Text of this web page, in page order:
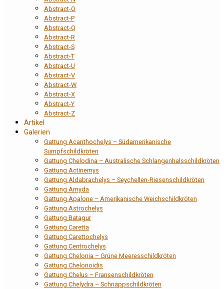
Abstract-O
Abstract-P
Abstract-Q
Abstract-R
Abstract-S
Abstract-T
Abstract-U
Abstract-V
Abstract-W
Abstract-X
Abstract-Y
Abstract-Z
Artikel
Galerien
Gattung Acanthochelys – Südamerikanische
Sumpfschildkröten
Gattung Chelodina – Australische Schlangenhalsschildkröten
Gattung Actinemys
Gattung Aldabrachelys – Seychellen-Riesenschildkröten
Gattung Amyda
Gattung Apalone – Amerikanische Weichschildkröten
Gattung Astrochelys
Gattung Batagur
Gattung Caretta
Gattung Carettochelys
Gattung Centrochelys
Gattung Chelonia – Grüne Meeresschildkröten
Gattung Chelonoidis
Gattung Chelus – Fransenschildkröten
Gattung Chelydra – Schnappschildkröten